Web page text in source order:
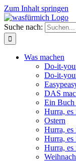
Zum Inhalt springen
Suche nach:
Was machen
Do-it-
Do-it-
DAS
Ein Buch
Hurra,
Ostern
Hurra, es
Hurra, es
Hurra, es